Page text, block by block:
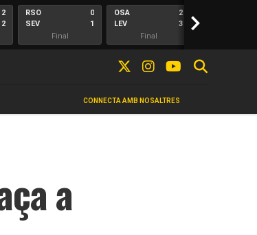
2
2
RSO
SEV
0
1
Final
OSA
LEV
2
3
Final
>
CONNECTA AMB NOSALTRES
a